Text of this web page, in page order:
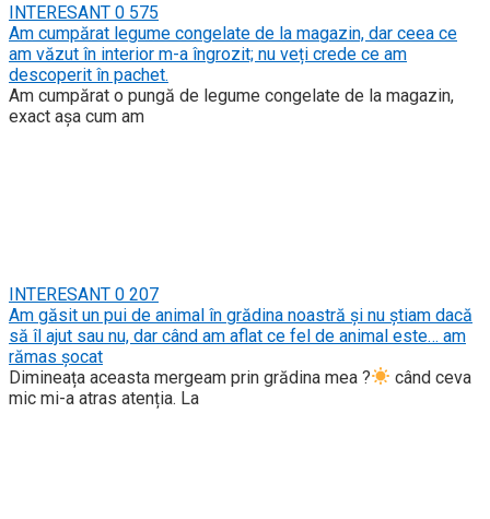
INTERESANT 0 575
Am cumpărat legume congelate de la magazin, dar ceea ce
am văzut în interior m-a îngrozit; nu veți crede ce am
descoperit în pachet.
Am cumpărat o pungă de legume congelate de la magazin,
exact așa cum am
INTERESANT 0 207
Am găsit un pui de animal în grădina noastră și nu știam dacă
să îl ajut sau nu, dar când am aflat ce fel de animal este… am
rămas șocat
Dimineața aceasta mergeam prin grădina mea ?
când ceva
mic mi-a atras atenția. La